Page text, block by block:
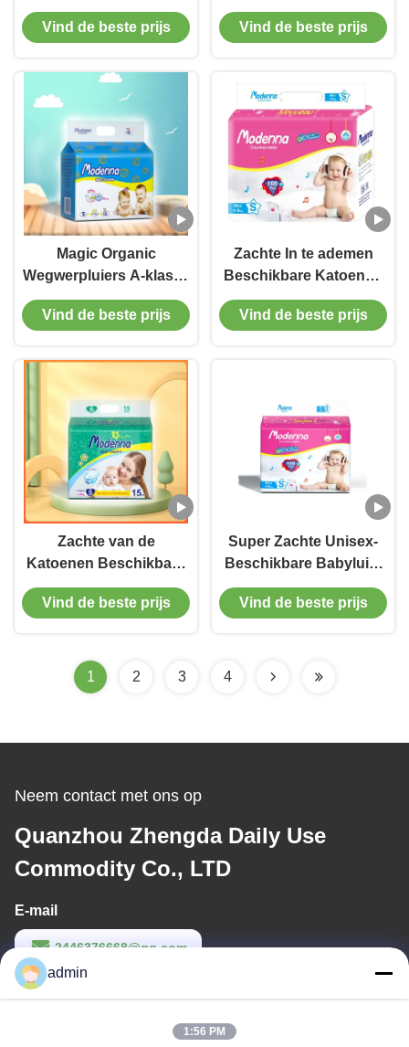
Babyluier In te ademen
Super Absorberende
Vind de beste prijs
Magische Organische
Katoenen Luier
Vind de beste prijs
Magic Organic
Wegwerpluiers A-klasse
ademende zachte
babyluiers
Vind de beste prijs
Zachte In te ademen
Beschikbare Katoenen
van de Babyluier
Slaperige Hoge
Vind de beste prijs
Zachte van de
Katoenen Beschikbare
Nappies van Eco Baby
Beschikbare Luier
Vind de beste prijs
Super Zachte Unisex-
Beschikbare Babyluier
Aangepaste Band met
Parfum
Vind de beste prijs
1 2 3 4
Neem contact met ons op
Quanzhou Zhengda Daily Use
Commodity Co., LTD
E-mail
2446376668@qq.com
Werktijd
admin
1:56 PM